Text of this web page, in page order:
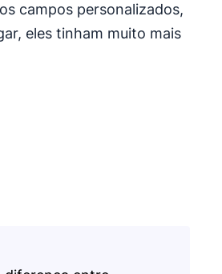
campos personalizados,
eles tinham muito mais